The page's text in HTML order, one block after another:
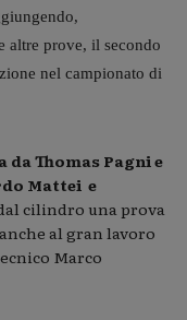
altre prove, il secondo
nel campionato di
Thomas Pagni e
Mattei e
cilindro una prova
al gran lavoro
Marco